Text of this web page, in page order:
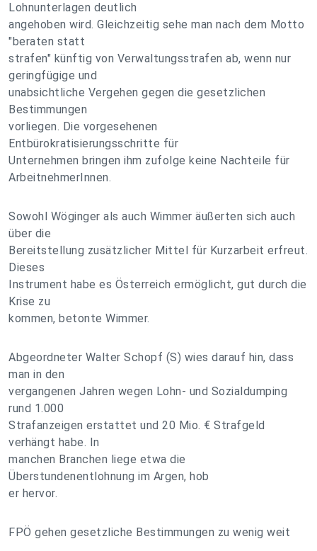
Lohnunterlagen deutlich
angehoben wird. Gleichzeitig sehe man nach dem Motto
"beraten statt
strafen" künftig von Verwaltungsstrafen ab, wenn nur
geringfügige und
unabsichtliche Vergehen gegen die gesetzlichen
Bestimmungen
vorliegen. Die vorgesehenen
Entbürokratisierungsschritte für
Unternehmen bringen ihm zufolge keine Nachteile für
ArbeitnehmerInnen.
Sowohl Wöginger als auch Wimmer äußerten sich auch
über die
Bereitstellung zusätzlicher Mittel für Kurzarbeit erfreut.
Dieses
Instrument habe es Österreich ermöglicht, gut durch die
Krise zu
kommen, betonte Wimmer.
Abgeordneter Walter Schopf (S) wies darauf hin, dass
man in den
vergangenen Jahren wegen Lohn- und Sozialdumping
rund 1.000
Strafanzeigen erstattet und 20 Mio. € Strafgeld
verhängt habe. In
manchen Branchen liege etwa die
Überstundenentlohnung im Argen, hob
er hervor.
FPÖ gehen gesetzliche Bestimmungen zu wenig weit